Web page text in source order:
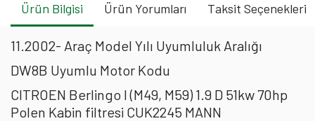
Ürün Bilgisi Ürün Yorumları Taksit Seçenekleri
11.2002- Araç Model Yılı Uyumluluk Aralığı
DW8B Uyumlu Motor Kodu
CITROEN Berlingo I (M49, M59) 1.9 D 51kw 70hp
Polen Kabin filtresi CUK2245 MANN